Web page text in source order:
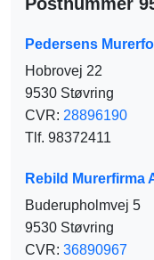
Pedersens
Hobrovej 22
9530 Støvring
CVR: 28896190
Tlf. 98372411
Rebild Murerfirma
Buderupholmvej 5
9530 Støvring
CVR: 36890967